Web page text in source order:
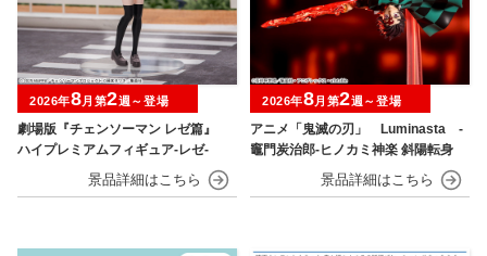
劇場版『チェンソーマン レゼ篇』
ハイプレミアムフィギュア‐レゼ‐
2026年8月第2週～登場
アニメ「鬼滅の刃」 Luminasta ‐
竈門炭治郎‐ヒノカミ神楽 斜陽転身
2026年8月第2週～登場